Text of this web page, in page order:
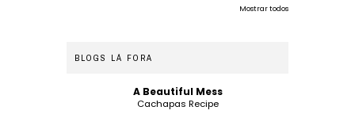
Mostrar todos
BLOGS LÁ FORA
A Beautiful Mess
Cachapas Recipe